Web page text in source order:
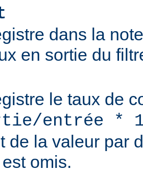
dans la
en sortie du
le taux de
entrée *
de la valeur par
est omis.